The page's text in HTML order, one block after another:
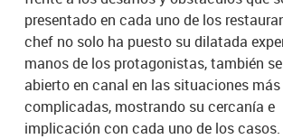
presentado en cada uno de los
chef no solo ha puesto su dilatada
manos de los protagonistas, también
abierto en canal en las situaciones más
complicadas, mostrando su cercanía e
implicación con cada uno de los casos.